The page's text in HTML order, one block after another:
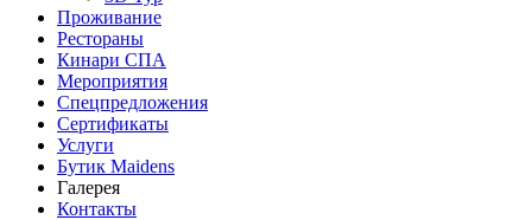
Проживание
Рестораны
Кинари СПА
Мероприятия
Спецпредложения
Сертификаты
Услуги
Бутик Maidens
Галерея
Контакты